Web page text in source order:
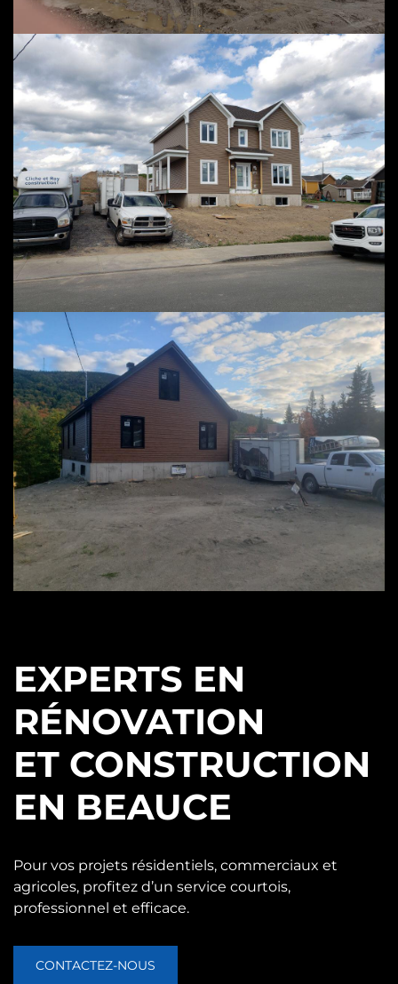
EXPERTS EN
RÉNOVATION
ET CONSTRUCTION
EN BEAUCE
Pour vos projets résidentiels, commerciaux et
agricoles, profitez d’un service courtois,
professionnel et efficace.
CONTACTEZ-NOUS